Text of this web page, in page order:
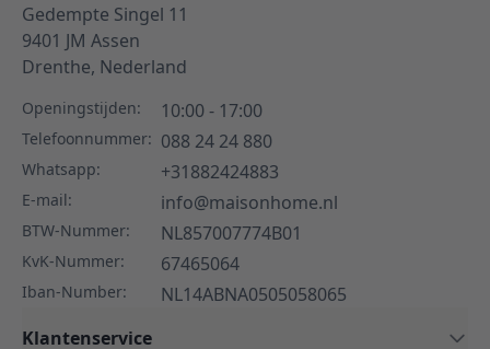
Gedempte Singel 11
9401 JM Assen
Drenthe, Nederland
Openingstijden: 10:00 - 17:00
Telefoonnummer: 088 24 24 880
Whatsapp: +31882424883
E-mail: info@maisonhome.nl
BTW-Nummer: NL857007774B01
KvK-Nummer: 67465064
Iban-Number:
NL14ABNA0505058065
Klantenservice